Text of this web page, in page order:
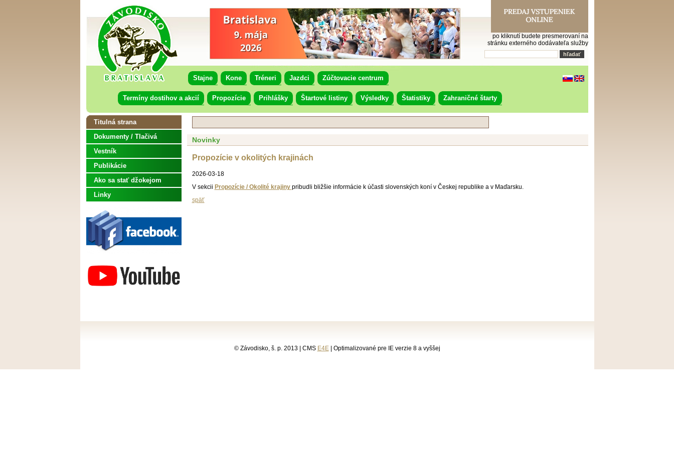
po kliknutí budete presmerovaní na
stránku externého dodávateľa služby
Stajne Kone Tréneri Jazdci Zúčtovacie centrum
Termíny dostihov a akcií Propozície Prihlášky Štartové listiny Výsledky Štatistiky Zahraničné štarty
Novinky
Propozície v okolitých krajinách
2026-03-18
V sekcii Propozície / Okolité krajiny pribudli bližšie informácie k účasti slovenských koní v Českej republike a v Maďarsku.
späť
Titulná strana
Dokumenty / Tlačivá
Vestník
Publikácie
Ako sa stať džokejom
Linky
© Závodisko, š. p. 2013 | CMS E4E| Optimalizované pre IE verzie 8 a vyššej